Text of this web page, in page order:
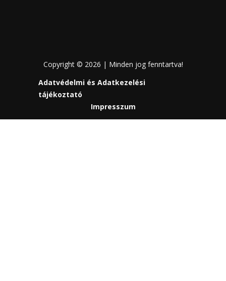
Copyright © 2026 | Minden jog fenntartva!
Adatvédelmi és Adatkezelési
tájékoztató
Impresszum